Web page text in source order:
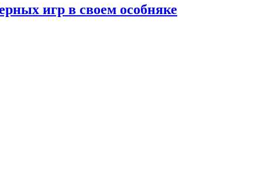
игр в своем особняке